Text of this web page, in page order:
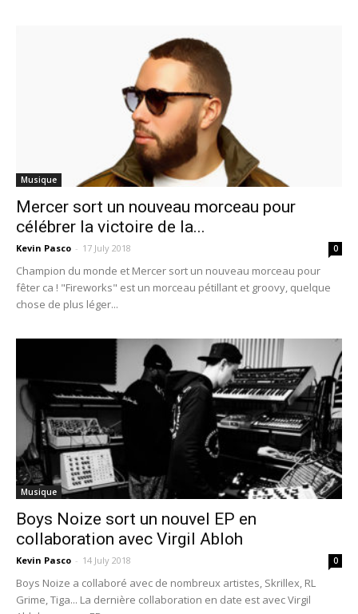
Musique
Mercer sort un nouveau morceau pour
célébrer la victoire de la...
Kevin Pasco - 17 July 2018 0
Champion du monde et Mercer sort un nouveau morceau pour
fêter ca ! "Fireworks" est un morceau pétillant et groovy, quelque
chose de plus léger...
Musique
Boys Noize sort un nouvel EP en
collaboration avec Virgil Abloh
Kevin Pasco - 14 July 2018 0
Boys Noize a collaboré avec de nombreux artistes, Skrillex, RL
Grime, Tiga... La dernière collaboration en date est avec Virgil